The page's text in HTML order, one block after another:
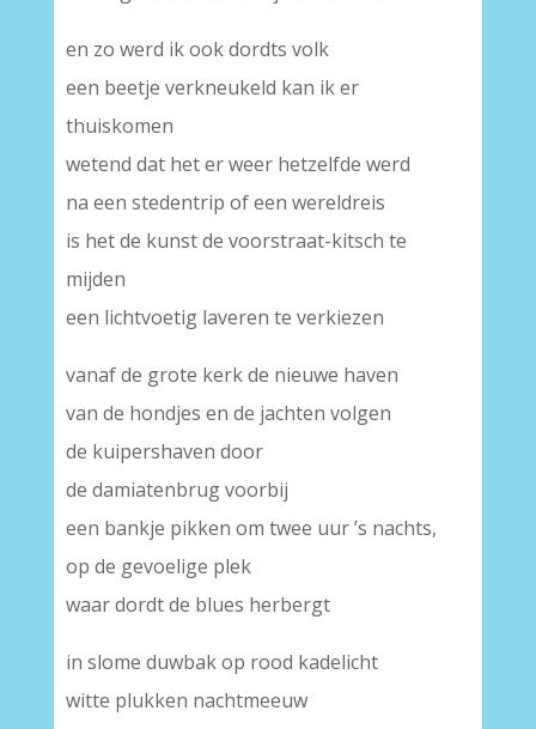
en zo werd ik ook dordts volk
een beetje verkneukeld kan ik er
thuiskomen
wetend dat het er weer hetzelfde werd
na een stedentrip of een wereldreis
is het de kunst de voorstraat-kitsch te
mijden
een lichtvoetig laveren te verkiezen
vanaf de grote kerk de nieuwe haven
van de hondjes en de jachten volgen
de kuipershaven door
de damiatenbrug voorbij
een bankje pikken om twee uur ’s nachts,
op de gevoelige plek
waar dordt de blues herbergt
in slome duwbak op rood kadelicht
witte plukken nachtmeeuw